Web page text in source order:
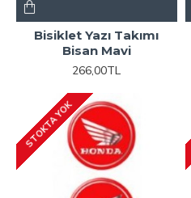
Bisiklet Yazı Takımı
Bisan Mavi
266,00TL
STOKTA YOK